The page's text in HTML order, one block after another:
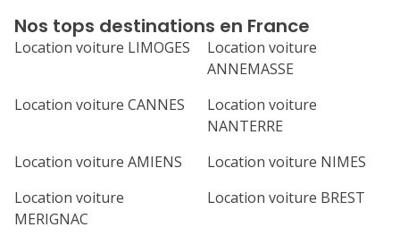
Nos tops destinations en France
Location voiture LIMOGES
Location voiture
ANNEMASSE
Location voiture CANNES
Location voiture
NANTERRE
Location voiture AMIENS
Location voiture NIMES
Location voiture
MERIGNAC
Location voiture BREST